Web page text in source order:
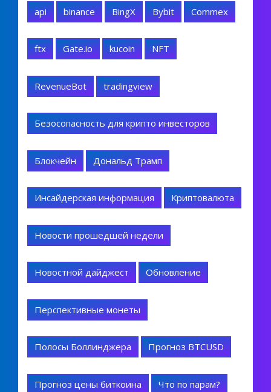
api binance BingX Bybit Commex
ftx Gate.io kucoin NFT
RevenueBot tradingview
Безосопасность для крипто инвесторов
Блокчейн Дональд Трамп
Инсайдерская информация Криптовалюта
Новости прошедшей недели
Новостной дайджест Обновление
Перспективные монеты
Полосы Боллинджера Прогноз BTCUSD
Прогноз цены биткоина Что по парам?